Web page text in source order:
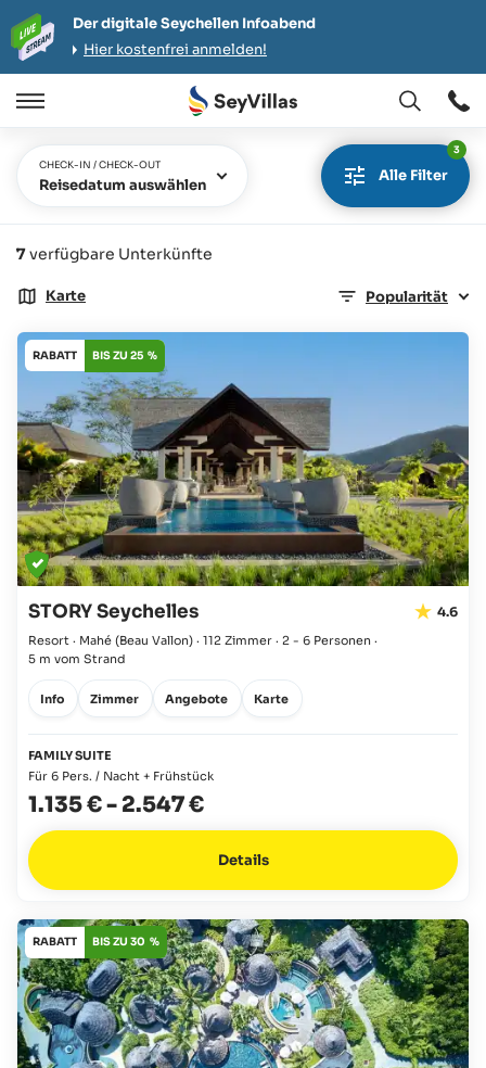
Der digitale Seychellen Infoabend
Hier kostenfrei anmelden!
Schließen
Öffnen
CHECK-IN / CHECK-OUT
Reisedatum auswählen Alle Filter
3
7verfügbare Unterkünfte
Karte Popularität
RABATT BIS ZU 25 %
STORY Seychelles 4.6
Resort · Mahé (Beau Vallon) · 112 Zimmer · 2 - 6 Personen ·
5 m vom Strand
Info Zimmer Angebote Karte
FAMILY SUITE
Für 6 Pers. / Nacht + Frühstück
1.135 €- 2.547 €
Details
RABATT BIS ZU 30 %